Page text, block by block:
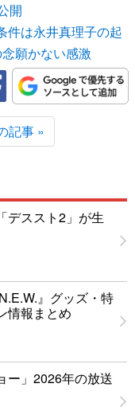
開
件は永井真理子の起
願かない感激
記事 »
デススト2」が生
』グッズ・特
情報まとめ
ー」2026年の放送